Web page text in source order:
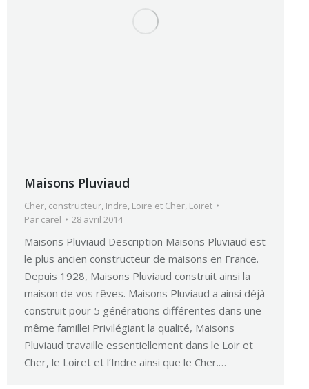
Maisons Pluviaud
Cher, constructeur, Indre, Loire et Cher, Loiret
Par carel 28 avril 2014
Maisons Pluviaud Description Maisons Pluviaud est
le plus ancien constructeur de maisons en France.
Depuis 1928, Maisons Pluviaud construit ainsi la
maison de vos rêves. Maisons Pluviaud a ainsi déjà
construit pour 5 générations différentes dans une
même famille! Privilégiant la qualité, Maisons
Pluviaud travaille essentiellement dans le Loir et
Cher, le Loiret et l’Indre ainsi que le Cher.…